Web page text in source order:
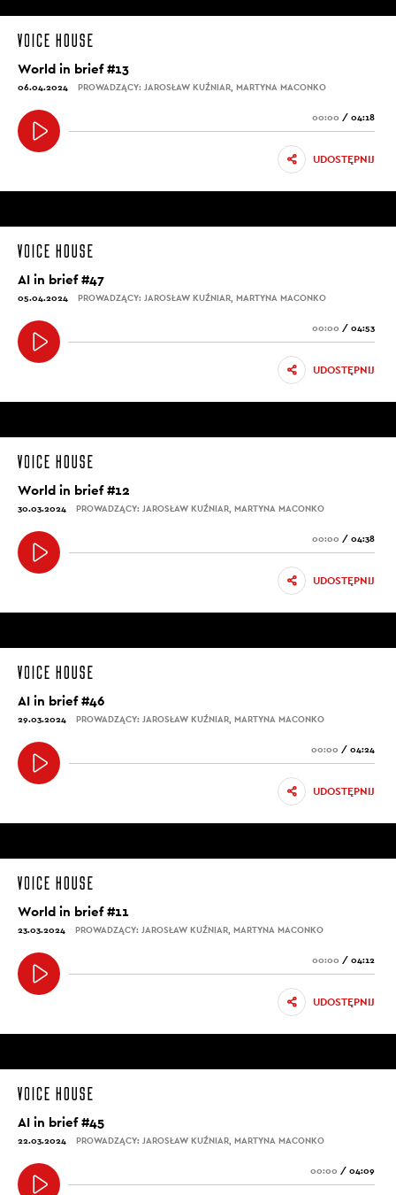
World in brief #13
06.04.2024 PROWADZĄCY: JAROSŁAW KUŹNIAR, MARTYNA MACONKO
00:00 / 04:18
UDOSTĘPNIJ
AI in brief #47
05.04.2024 PROWADZĄCY: JAROSŁAW KUŹNIAR, MARTYNA MACONKO
00:00 / 04:53
UDOSTĘPNIJ
World in brief #12
30.03.2024 PROWADZĄCY: JAROSŁAW KUŹNIAR, MARTYNA MACONKO
00:00 / 04:38
UDOSTĘPNIJ
AI in brief #46
29.03.2024 PROWADZĄCY: JAROSŁAW KUŹNIAR, MARTYNA MACONKO
00:00 / 04:24
UDOSTĘPNIJ
World in brief #11
23.03.2024 PROWADZĄCY: JAROSŁAW KUŹNIAR, MARTYNA MACONKO
00:00 / 04:12
UDOSTĘPNIJ
AI in brief #45
22.03.2024 PROWADZĄCY: JAROSŁAW KUŹNIAR, MARTYNA MACONKO
00:00 / 04:09